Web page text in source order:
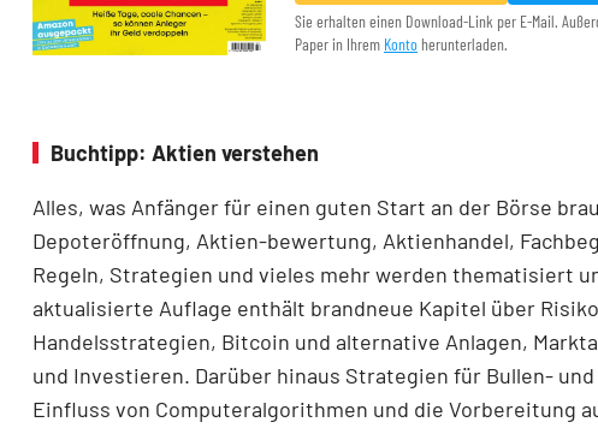
Sie erhalten einen Download-Link per E-Mail.
Paper in Ihrem Konto herunterladen.
Buchtipp: Aktien verstehen
Alles, was Anfänger für einen guten Start an der Börse
Depoteröffnung, Aktien-­bewertung, Aktienhandel,
Regeln, Strategien und vieles mehr werden thematisiert
aktualisierte Auflage enthält brandneue Kapitel über
Handelsstrategien, Bitcoin und alternative Anlagen,
und Investieren. Darüber hinaus Strategien für Bullen-
Einfluss von ­Computeralgorithmen und die Vorbereitung